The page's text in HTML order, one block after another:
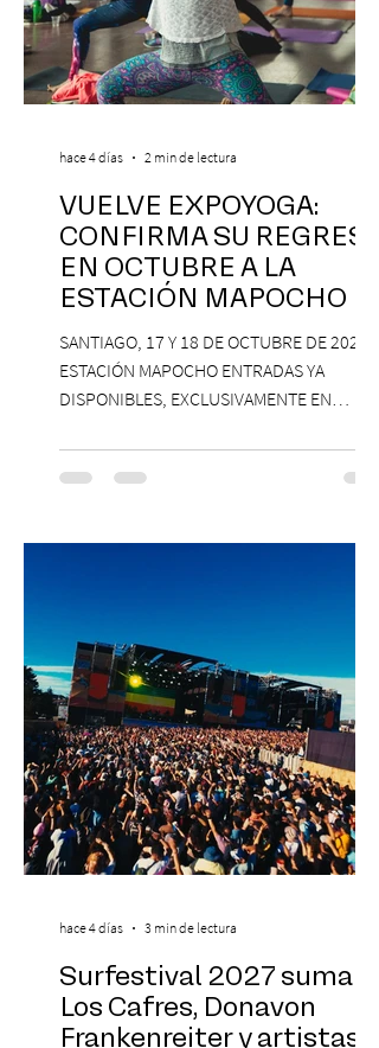
VUELVE EXPOYOGA:
CONFIRMA SU REGRESO
EN OCTUBRE A LA
ESTACIÓN MAPOCHO
SANTIAGO, 17 Y 18 DE OCTUBRE DE 2026,
ESTACIÓN MAPOCHO ENTRADAS YA
DISPONIBLES, EXCLUSIVAMENTE EN
con una edición renovada que reunirá
yoga, bienestar y vida consciente, con la
Antonella Orsini, Yoga Woman y más
Centro Cultural Estación Mapocho, espacio
que albergará durante dos jornadas una
pro
hace 4 días 2 min de lectura
Surfestival 2027 suma a
Los Cafres, Donavon
Frankenreiter y artistas
hace 4 días 3 min de lectura